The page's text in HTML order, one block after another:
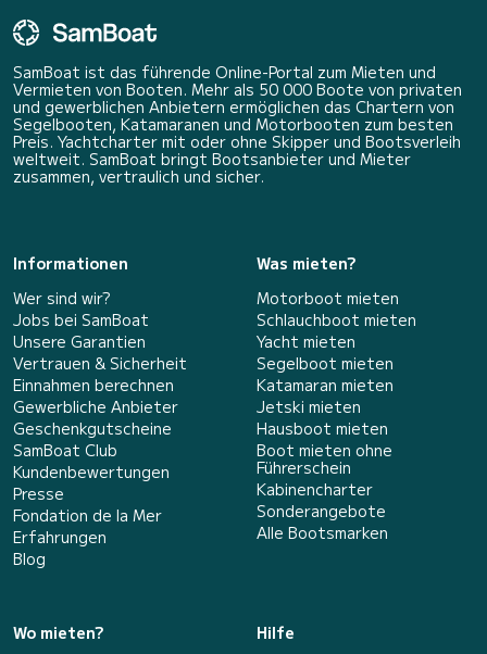
SamBoat ist das führende Online-Portal zum Mieten und
Vermieten von Booten. Mehr als 50 000 Boote von privaten
und gewerblichen Anbietern ermöglichen das Chartern von
Segelbooten, Katamaranen und Motorbooten zum besten
Preis. Yachtcharter mit oder ohne Skipper und Bootsverleih
weltweit. SamBoat bringt Bootsanbieter und Mieter
zusammen, vertraulich und sicher.
Informationen
Wer sind wir?
Jobs bei SamBoat
Unsere Garantien
Vertrauen & Sicherheit
Einnahmen berechnen
Gewerbliche Anbieter
Geschenkgutscheine
SamBoat Club
Kundenbewertungen
Presse
Fondation de la Mer
Erfahrungen
Blog
Was mieten?
Motorboot mieten
Schlauchboot mieten
Yacht mieten
Segelboot mieten
Katamaran mieten
Jetski mieten
Hausboot mieten
Boot mieten ohne
Führerschein
Kabinencharter
Sonderangebote
Alle Bootsmarken
Wo mieten?
Hilfe